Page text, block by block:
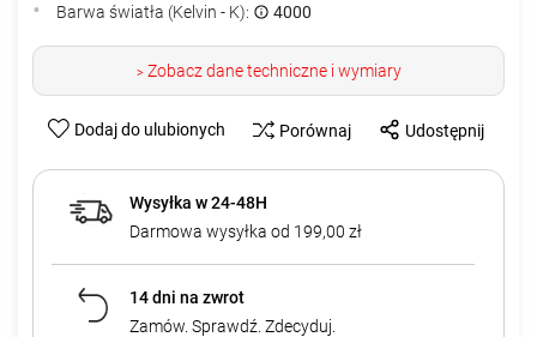
Barwa światła (Kelvin - K):
4000
>Zobacz dane techniczne i wymiary
Dodaj do ulubionych Porównaj Udostępnij
Wysyłka w 24-48H
Darmowa wysyłka od 199,00 zł
14 dni na zwrot
Zamów. Sprawdź. Zdecyduj.